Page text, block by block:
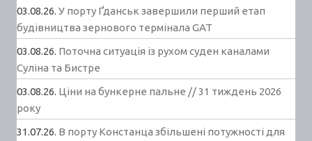
03.08.26. У порту Ґданськ завершили перший етап
будівництва зернового термінала GAT
03.08.26. Поточна ситуація із рухом суден каналами
Суліна та Бистре
03.08.26. Ціни на бункерне пальне // 31 тиждень 2026
року
31.07.26. В порту Констанца збільшені потужності для